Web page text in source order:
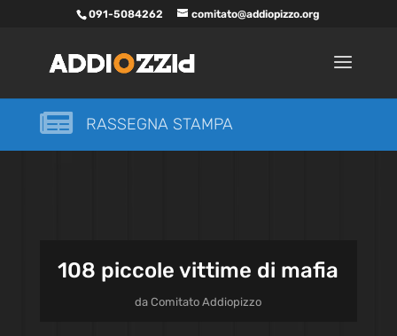
091-5084262 comitato@addiopizzo.org
 RASSEGNA STAMPA
108 piccole vittime di mafia
daComitato Addiopizzo